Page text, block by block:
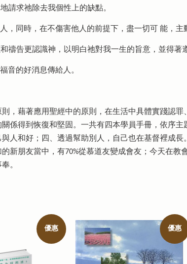
請求祂除去我個性上的缺點。
，同時，在不傷害他人的前提下，盡一切可 能，主
禱告更認識神，以明白祂對我一生的旨意，並得著
音的好消息傳給人。
，藉著應用聖經中的原則，在生活中具體實踐認
係得到恢復和堅固。一共有四本學員手冊，依序主
人和好；四、透過幫助別人，自己也在基督裡成
新朋友當中，有70%從慕道友變成會友；今天在教
。
優惠 優惠